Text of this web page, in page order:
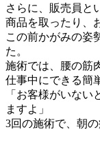
さらに、販売員と
商品を取ったり、
この前かがみの姿
た。
施術では、腰の筋
仕事中にできる簡
「お客様がいな
ますよ」
3回の施術で、朝